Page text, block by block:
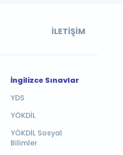
İLETIŞIM
İngilizce Sınavlar
YDS
YÖKDİL
YÖKDİL Sosyal
Bilimler